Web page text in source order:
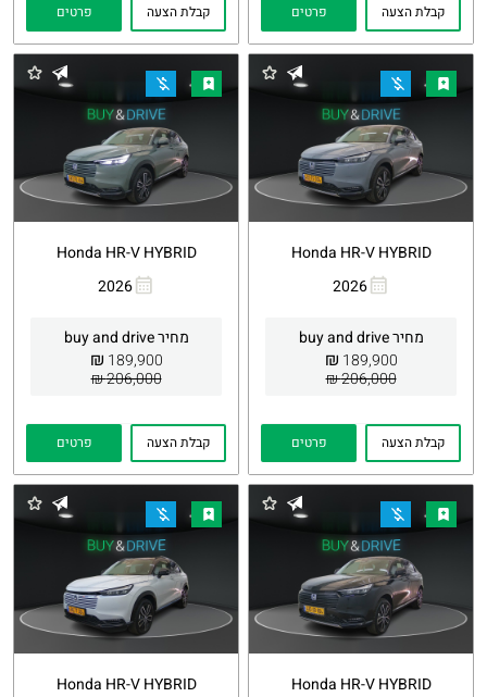
קבלת הצעה פרטים קבלת הצעה פרטים
Honda HR-V HYBRID
2026
מחיר buy and drive
189,900
₪
206,000 ₪
Whatsapp
קבלת הצעה פרטים
Honda HR-V HYBRID
2026
מחיר buy and drive
189,900
₪
206,000 ₪
Whatsapp
קבלת הצעה פרטים
Honda HR-V HYBRID
Honda HR-V HYBRID